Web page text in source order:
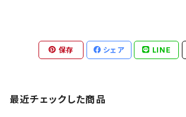
保存 シェア LINE
最近チェックした商品